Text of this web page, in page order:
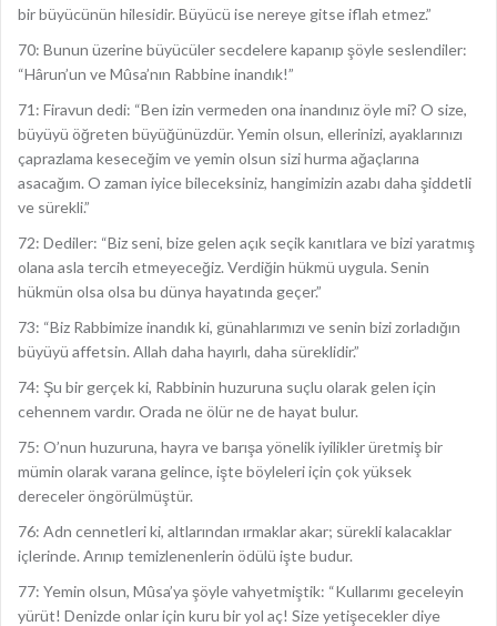
bir büyücünün hilesidir. Büyücü ise nereye gitse iflah etmez.”
70: Bunun üzerine büyücüler secdelere kapanıp şöyle seslendiler:
“Hârun’un ve Mûsa’nın Rabbine inandık!”
71: Firavun dedi: “Ben izin vermeden ona inandınız öyle mi? O size,
büyüyü öğreten büyüğünüzdür. Yemin olsun, ellerinizi, ayaklarınızı
çaprazlama keseceğim ve yemin olsun sizi hurma ağaçlarına
asacağım. O zaman iyice bileceksiniz, hangimizin azabı daha şiddetli
ve sürekli.”
72: Dediler: “Biz seni, bize gelen açık seçik kanıtlara ve bizi yaratmış
olana asla tercih etmeyeceğiz. Verdiğin hükmü uygula. Senin
hükmün olsa olsa bu dünya hayatında geçer.”
73: “Biz Rabbimize inandık ki, günahlarımızı ve senin bizi zorladığın
büyüyü affetsin. Allah daha hayırlı, daha süreklidir.”
74: Şu bir gerçek ki, Rabbinin huzuruna suçlu olarak gelen için
cehennem vardır. Orada ne ölür ne de hayat bulur.
75: O’nun huzuruna, hayra ve barışa yönelik iyilikler üretmiş bir
mümin olarak varana gelince, işte böyleleri için çok yüksek
dereceler öngörülmüştür.
76: Adn cennetleri ki, altlarından ırmaklar akar; sürekli kalacaklar
içlerinde. Arınıp temizlenenlerin ödülü işte budur.
77: Yemin olsun, Mûsa’ya şöyle vahyetmiştik: “Kullarımı geceleyin
yürüt! Denizde onlar için kuru bir yol aç! Size yetişecekler diye